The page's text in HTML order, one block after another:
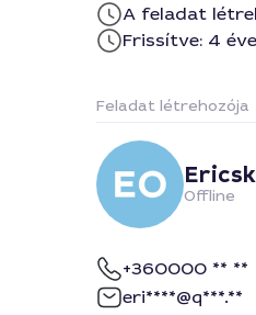
A feladat
Frissítve: 4 éve
Feladat létrehozója
Offline
+360000 ** **
eri****@q***.**